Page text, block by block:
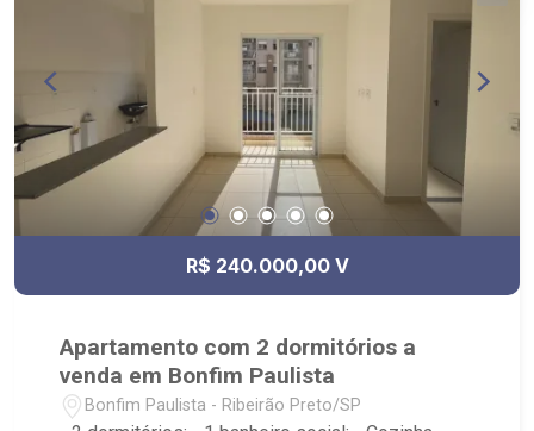
R$ 240.000,00 V
Apartamento com 2 dormitórios a
venda em Bonfim Paulista
Bonfim Paulista - Ribeirão Preto/SP